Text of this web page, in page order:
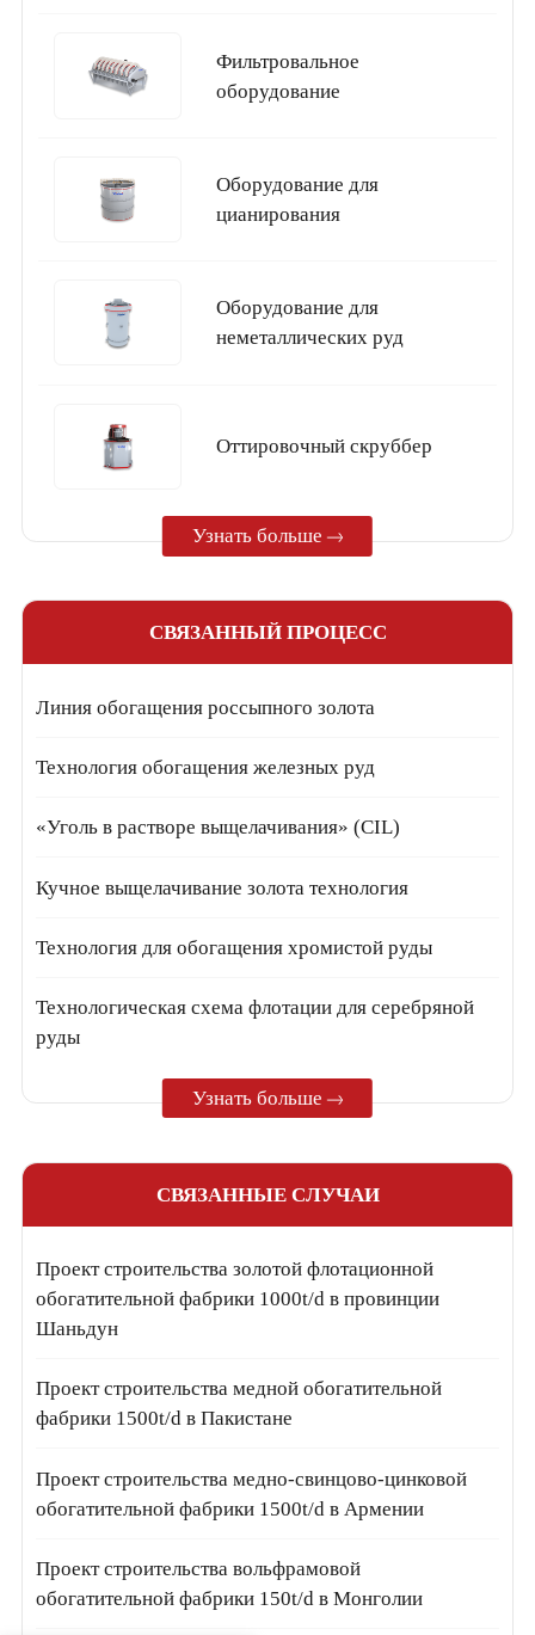
Фильтровальное
оборудование
Оборудование для
цианирования
Оборудование для
неметаллических руд
Oттировочный скруббер
Узнать больше
СВЯЗАННЫЙ ПРОЦЕСС
Линия обогащения россыпного золота
Технология обогащения железных руд
«Уголь в растворе выщелачивания» (CIL)
Кучное выщелачивание золота технология
Технология для обогащения хромистой руды
Технологическая схема флотации для серебряной
руды
Узнать больше
СВЯЗАННЫЕ СЛУЧАИ
Проект строительства золотой флотационной
обогатительной фабрики 1000t/d в провинции
Шаньдун
Проект строительства медной обогатительной
фабрики 1500t/d в Пакистане
Проект строительства медно-свинцово-цинковой
обогатительной фабрики 1500t/d в Армении
Проект строительства вольфрамовой
обогатительной фабрики 150t/d в Монголии